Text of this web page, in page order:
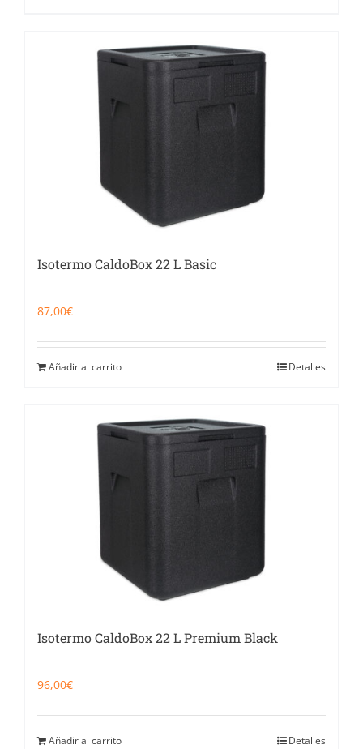
Isotermo CaldoBox 22 L Basic
87,00€
Añadir al carrito Detalles
Isotermo CaldoBox 22 L Premium Black
96,00€
Añadir al carrito Detalles